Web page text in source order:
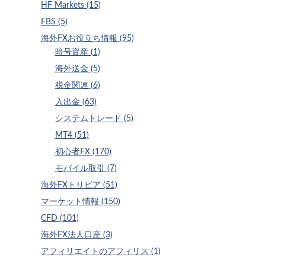
HF Markets (15)
FBS (5)
海外FXお役立ち情報 (95)
暗号資産 (1)
海外送金 (5)
税金関連 (6)
入出金 (63)
システムトレード (5)
MT4 (51)
初心者FX (170)
モバイル取引 (7)
海外FXトリビア (51)
マーケット情報 (150)
CFD (101)
海外FX法人口座 (3)
アフィリエイトのアフィリス (1)